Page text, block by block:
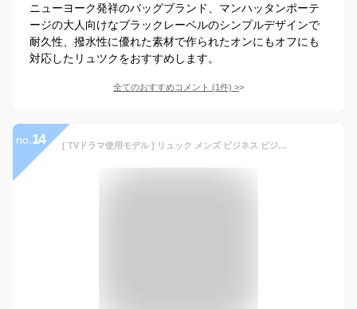
ニューヨーク発祥のバッグブランド、マンハッタンポーテ
ージの大人向けなブラックレーベルのシンプルデザインで
耐久性、撥水性に優れた素材で作られたオンにもオフにも
対応したリュツクをおすすめします。
全てのおすすめコメント (1件) >
no. 14 [ TVドラマ使用モデル ] リュック メンズ ビジネス ビジネスリュック ビジネスバッグ おしゃれ 本革 リュック メンズ ビジネス メンズ バッグ デイパック バックパック 大容量 通勤 通学 自転車通勤 リュック レディース A4 GOLDMEN GA609